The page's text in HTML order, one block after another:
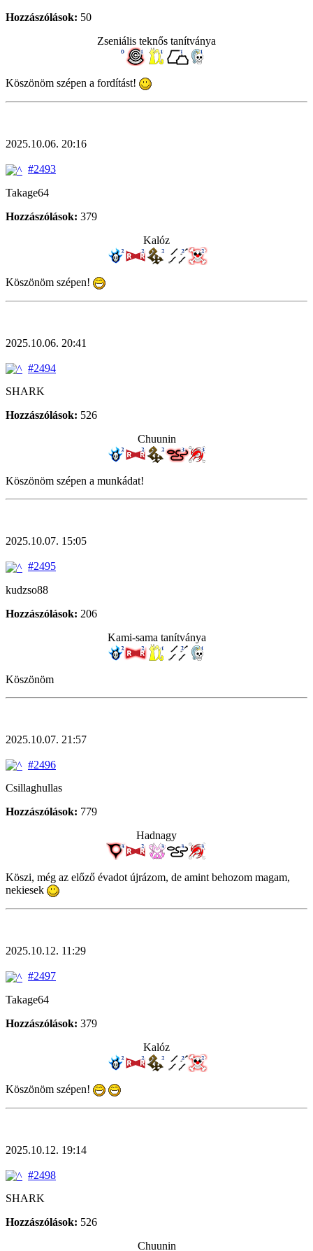
Hozzászólások: 50
Zseniális teknős tanítványa
Köszönöm szépen a fordítást!
2025.10.06. 20:16
#2493
Takage64
Hozzászólások: 379
Kalóz
Köszönöm szépen!
2025.10.06. 20:41
#2494
SHARK
Hozzászólások: 526
Chuunin
Köszönöm szépen a munkádat!
2025.10.07. 15:05
#2495
kudzso88
Hozzászólások: 206
Kami-sama tanítványa
Köszönöm
2025.10.07. 21:57
#2496
Csillaghullas
Hozzászólások: 779
Hadnagy
Köszi, még az előző évadot újrázom, de amint behozom magam,
nekiesek
2025.10.12. 11:29
#2497
Takage64
Hozzászólások: 379
Kalóz
Köszönöm szépen!
2025.10.12. 19:14
#2498
SHARK
Hozzászólások: 526
Chuunin